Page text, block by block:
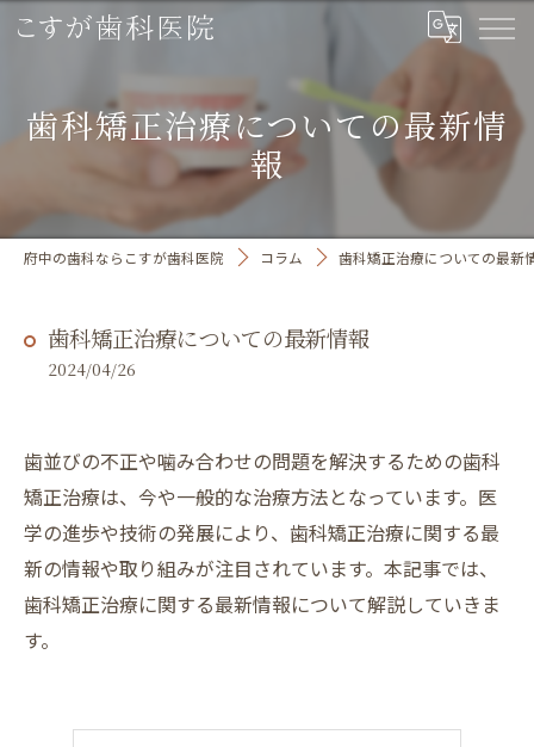
歯科矯正治療についての最新情
報
府中の歯科ならこすが歯科医院 コラム 歯科矯正治療についての最新
歯科矯正治療についての最新情報
2024/04/26
歯並びの不正や噛み合わせの問題を解決するための歯科
矯正治療は、今や一般的な治療方法となっています。医
学の進歩や技術の発展により、歯科矯正治療に関する最
新の情報や取り組みが注目されています。本記事では、
歯科矯正治療に関する最新情報について解説していきま
す。